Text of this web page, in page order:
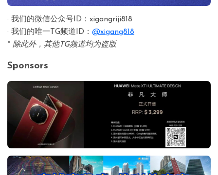
· 我们的微信公众号ID：xigangriji818
· 我们的唯一TG频道ID： @xigang818
* 除此外，其他TG频道均为盗版
Sponsors